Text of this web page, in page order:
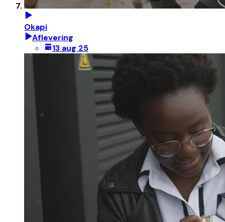
Okapi
Aflevering
13 aug 25